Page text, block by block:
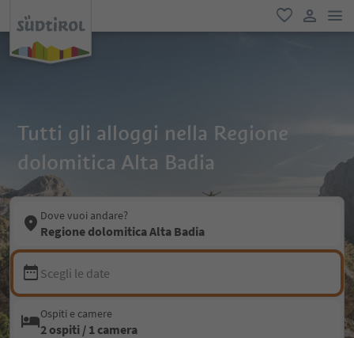
favoriti
user link
Tutti gli alloggi nella Regione
dolomitica Alta Badia
Dove vuoi andare?
Regione dolomitica Alta Badia
Scegli le date
Ospiti e camere
2 ospiti / 1 camera